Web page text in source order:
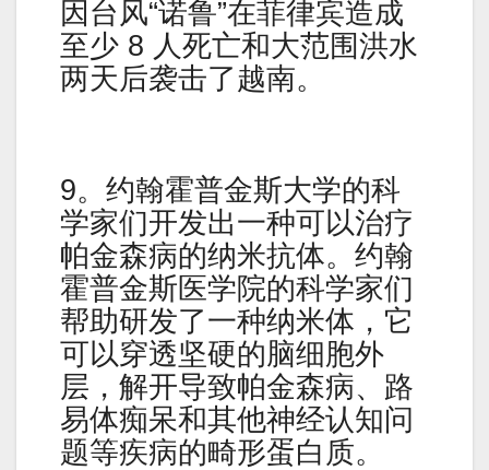
因台风“诺鲁”在菲律宾造成
至少 8 人死亡和大范围洪水
两天后袭击了越南。
9。约翰霍普金斯大学的科
学家们开发出一种可以治疗
帕金森病的纳米抗体。约翰
霍普金斯医学院的科学家们
帮助研发了一种纳米体，它
可以穿透坚硬的脑细胞外
层，解开导致帕金森病、路
易体痴呆和其他神经认知问
题等疾病的畸形蛋白质。